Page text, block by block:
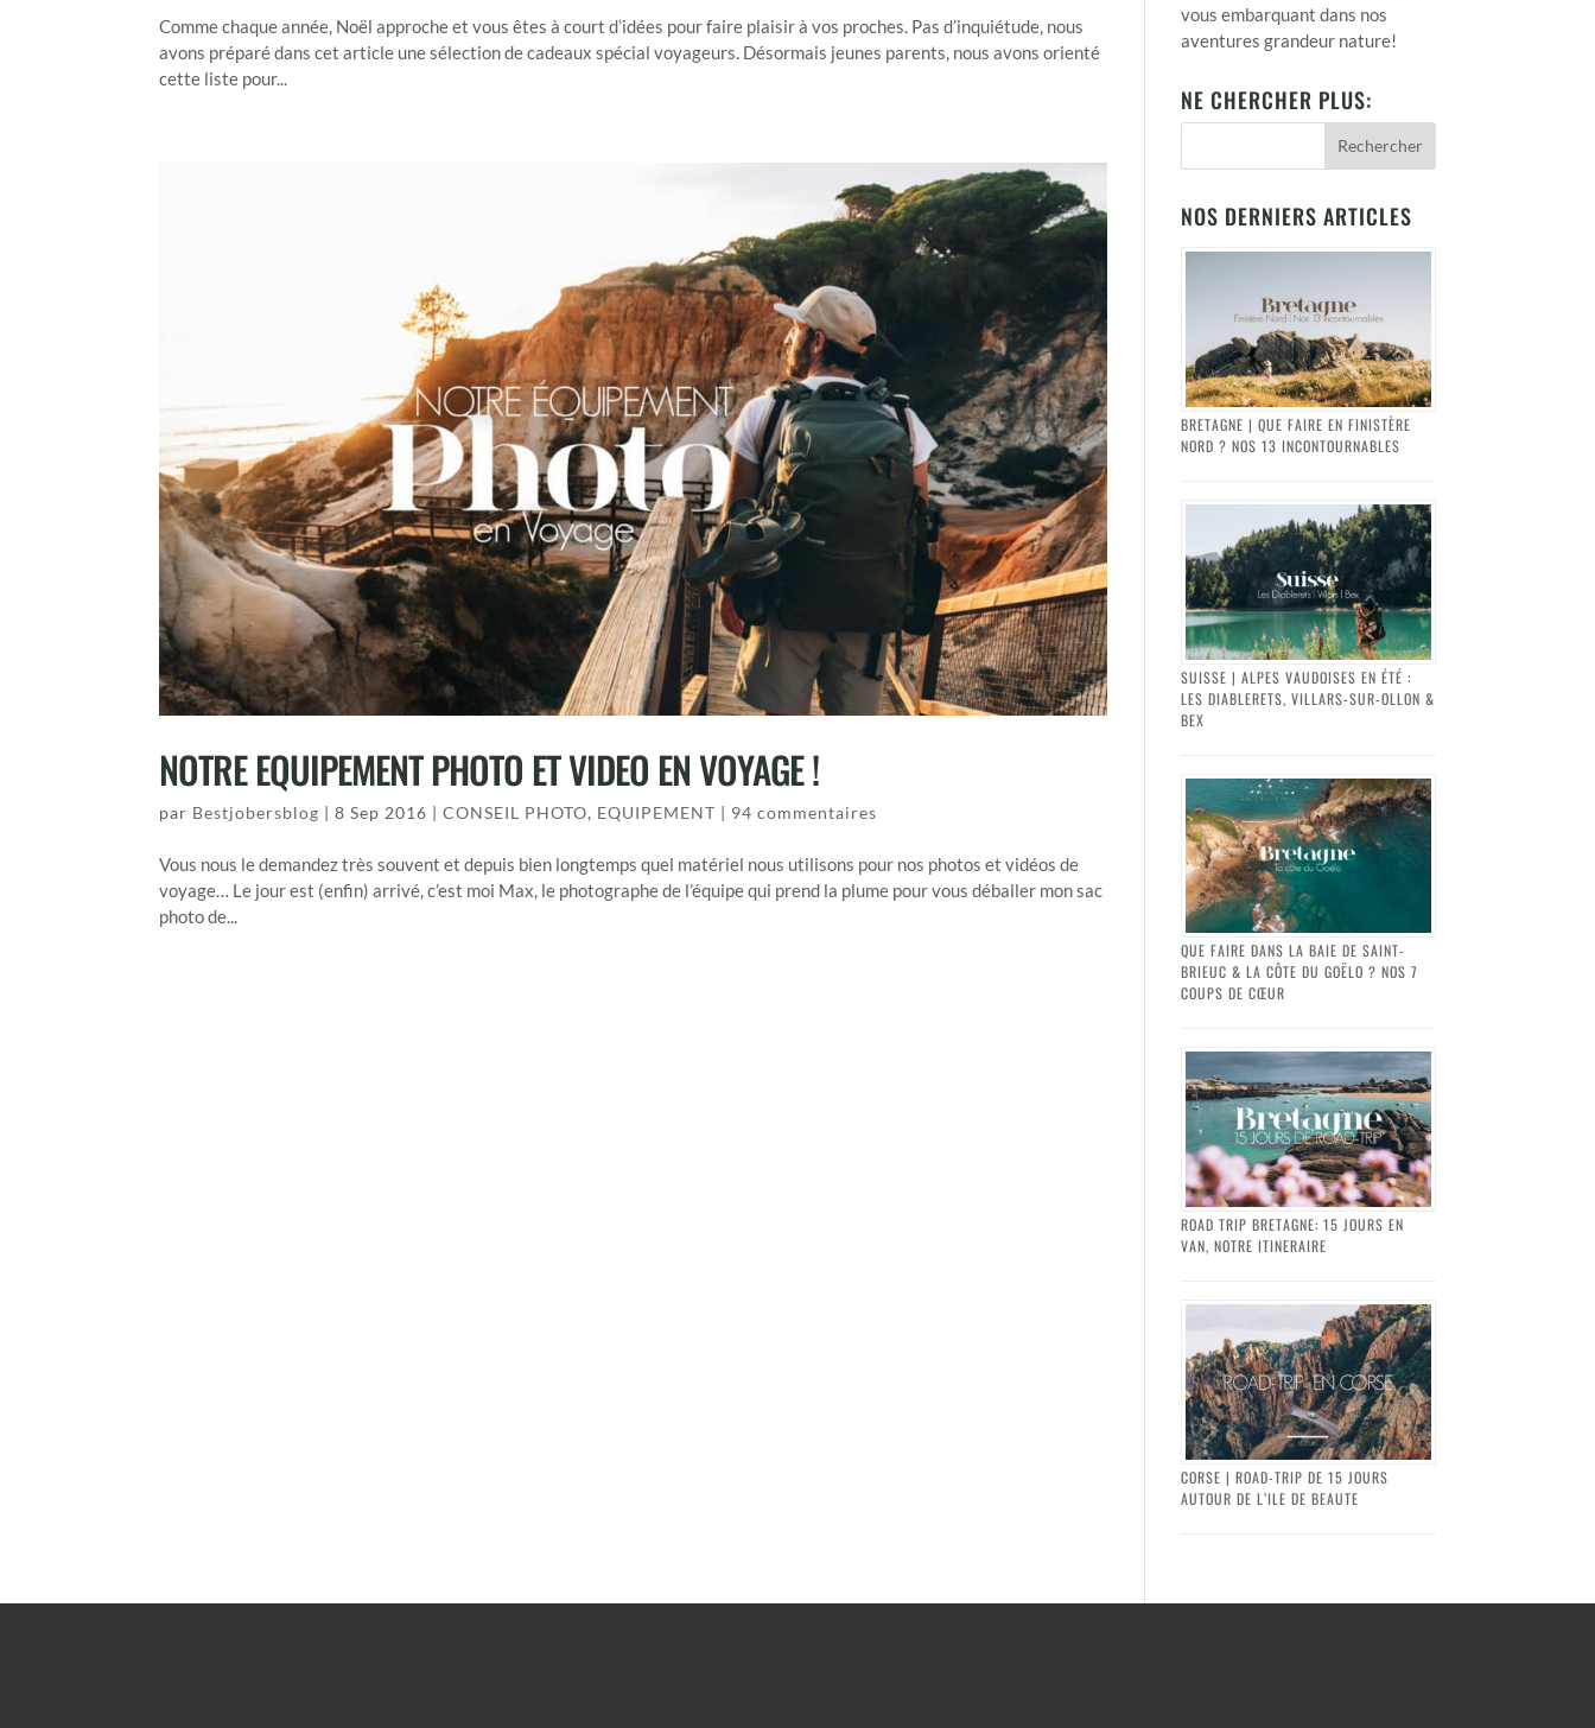
Comme chaque année, Noël approche et vous êtes à court d’idées pour faire plaisir à vos proches. Pas d’inquiétude, nous
avons préparé dans cet article une sélection de cadeaux spécial voyageurs. Désormais jeunes parents, nous avons orienté
cette liste pour...
NOTRE EQUIPEMENT PHOTO ET VIDEO EN VOYAGE !
par Bestjobersblog |8 Sep 2016 |CONSEIL PHOTO, EQUIPEMENT | 94 commentaires
Vous nous le demandez très souvent et depuis bien longtemps quel matériel nous utilisons pour nos photos et vidéos de
voyage… Le jour est (enfin) arrivé, c’est moi Max, le photographe de l’équipe qui prend la plume pour vous déballer mon sac
photo de...
vous embarquant dans nos
aventures grandeur nature!
NE CHERCHER PLUS:
NOS DERNIERS ARTICLES
BRETAGNE | QUE FAIRE EN FINISTÈRE
NORD ? NOS 13 INCONTOURNABLES
SUISSE | ALPES VAUDOISES EN ÉTÉ :
LES DIABLERETS, VILLARS-SUR-OLLON &
BEX
QUE FAIRE DANS LA BAIE DE SAINT-
BRIEUC & LA CÔTE DU GOËLO ? NOS 7
COUPS DE CŒUR
ROAD TRIP BRETAGNE: 15 JOURS EN
VAN, NOTRE ITINERAIRE
CORSE | ROAD-TRIP DE 15 JOURS
AUTOUR DE L’ILE DE BEAUTE